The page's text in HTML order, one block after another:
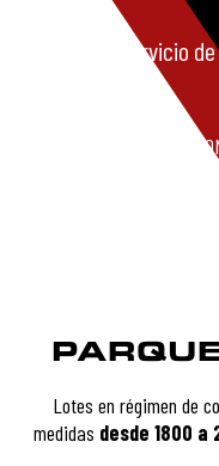
Servicio
Lotes en régimen de
medidas desde 1800 a